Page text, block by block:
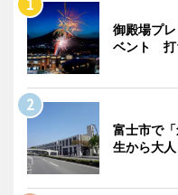
御殿場プ
ベント 打
富士市で
生から大